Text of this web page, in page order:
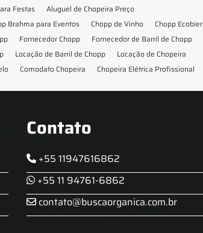
Festas
Aluguel de Chopeira Preço
Brahma para Eventos Chopp de Vinho
Chopp Ecobier
Fornecedor Chopp
Fornecedor de Barril de Chopp
Locação de Barril de Chopp
Locação de Chopeira
Comodato Chopeira
Chopeira Elétrica Profissional
Contato
+55 11947616862
+55 11 94761-6862
contato@buscaorganica.com.br